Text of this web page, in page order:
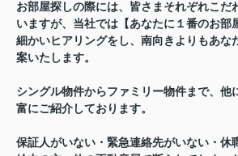
お部屋探しの際には、皆さまそれぞれこだ
いますが、当社では【あなたに１番のお部
細かいヒアリングをし、南向きよりもあな
案いたします。
シングル物件からファミリー物件まで、他
富にご紹介しております。
保証人がいない・緊急連絡先がいない・休